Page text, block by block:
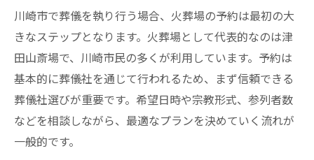
川崎市で葬儀を執り行う場合、火葬場の予約は最初の大
きなステップとなります。火葬場として代表的なのは津
田山斎場で、川崎市民の多くが利用しています。予約は
基本的に葬儀社を通じて行われるため、まず信頼できる
葬儀社選びが重要です。希望日時や宗教形式、参列者数
などを相談しながら、最適なプランを決めていく流れが
一般的です。